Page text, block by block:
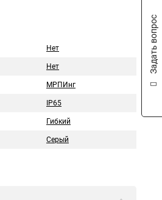
Нет
Нет
МРПИнг
IP65
Гибкий
Серый
Задать вопрос